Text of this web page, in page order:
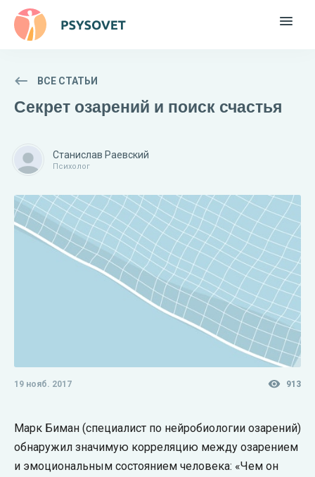
ВСЕ СТАТЬИ
Секрет озарений и поиск счастья
Станислав Раевский
Психолог
19 нояб. 2017 913
Марк Биман (специалист по нейробиологии озарений)
обнаружил значимую корреляцию между озарением
и эмоциональным состоянием человека: «Чем он